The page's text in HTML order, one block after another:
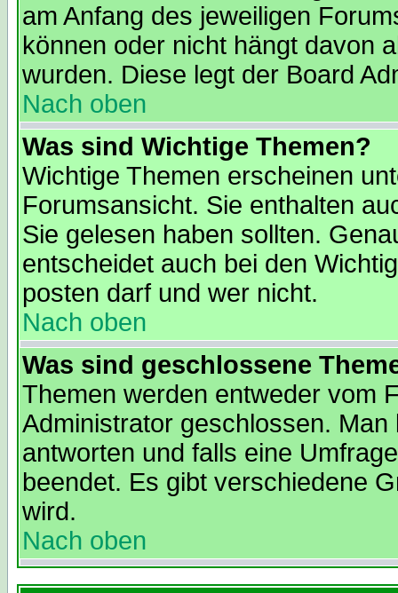
am Anfang des jeweiligen
können oder nicht hängt davon
wurden. Diese legt der Board
Nach oben
Was sind Wichtige Themen?
Wichtige Themen erscheinen
Forumsansicht. Sie enthalten
Sie gelesen haben sollten.
entscheidet auch bei den
posten darf und wer nicht.
Nach oben
Was sind geschlossene
Themen werden entweder vom
Administrator geschlossen.
antworten und falls eine
beendet. Es gibt verschiedene
wird.
Nach oben